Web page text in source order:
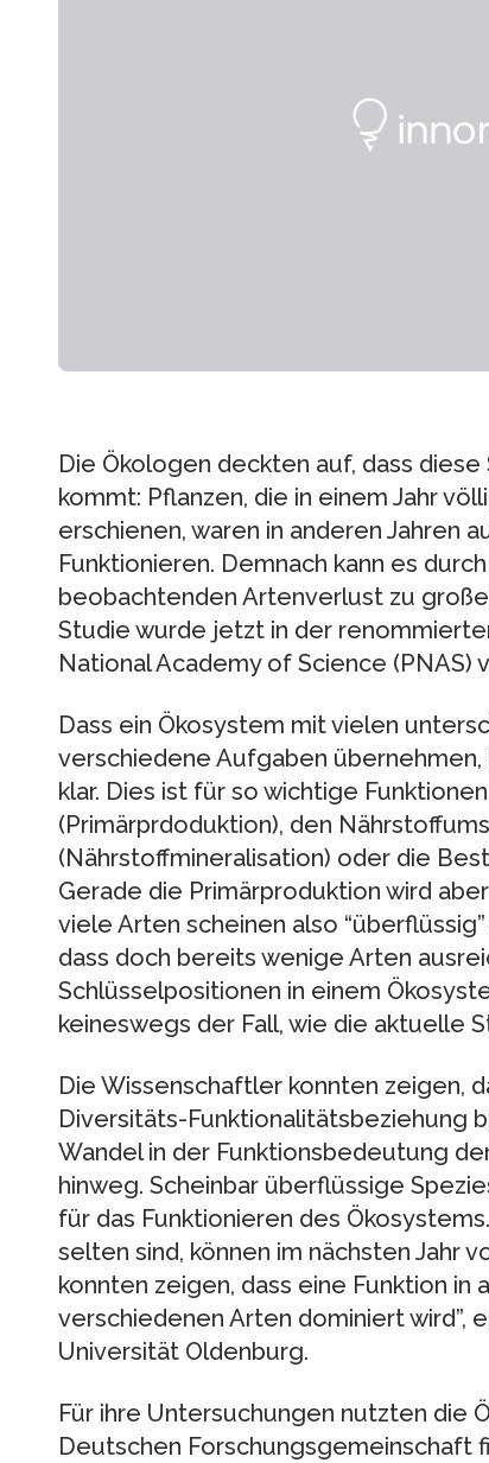
Die Ökologen deckten auf, dass
kommt: Pflanzen, die in einem Jahr
erschienen, waren in anderen Jahren
Funktionieren. Demnach kann es
beobachtenden Artenverlust zu
Studie wurde jetzt in der
National Academy of Science (PNAS)
Dass ein Ökosystem mit vielen
verschiedene Aufgaben
klar. Dies ist für so wichtige
(Primärprdoduktion), den
(Nährstoffmineralisation) oder die
Gerade die Primärproduktion wird
viele Arten scheinen also
dass doch bereits wenige Arten
Schlüsselpositionen in einem
keineswegs der Fall, wie die aktuelle
Die Wissenschaftler konnten zeigen,
Diversitäts-Funktionalitätsbeziehung
Wandel in der Funktionsbedeutung
hinweg. Scheinbar überflüssige
für das Funktionieren des
selten sind, können im nächsten Jahr
konnten zeigen, dass eine Funktion
verschiedenen Arten dominiert wird”,
Universität Oldenburg.
Für ihre Untersuchungen nutzten die
Deutschen Forschungsgemeinschaft